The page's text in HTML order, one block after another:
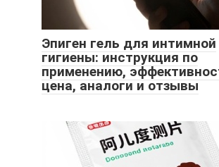
Эпиген гель для интимной
гигиены: инструкция по
применению,
цена, аналоги и отзывы